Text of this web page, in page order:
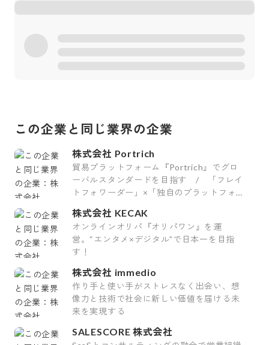
この企業と同じ業界の企業
株式会社 Portrich
貿易プラットフォーム『Portrich』でグロ
ーバルスタンダードを目指す / 「フレイ
トフォワーダー」×「独自のプラットフォー
株式会社 KECAK
オンラインオリパ『オリパワン』を運
営。“エンタメ×デジタル”で日本一を目指
す！
株式会社 immedio
作り手と使い手がストレスなく出会い、想
像力と技術で社会に新しい価値を届ける未
来を実現する
SALESCORE 株式会社